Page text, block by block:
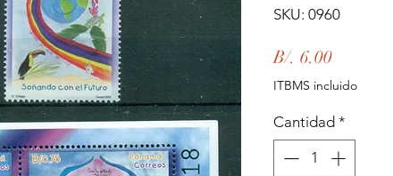
SKU: 0960
B/. 6.00Precio
ITBMS incluido
Cantidad *